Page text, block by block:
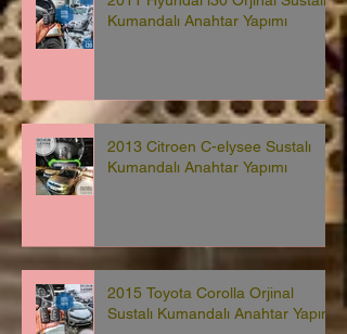
Kumandalı Anahtar Yapımı
2013 Citroen C-elysee Sustalı
Kumandalı Anahtar Yapımı
2015 Toyota Corolla Orjinal
Sustalı Kumandalı Anahtar Yapımı